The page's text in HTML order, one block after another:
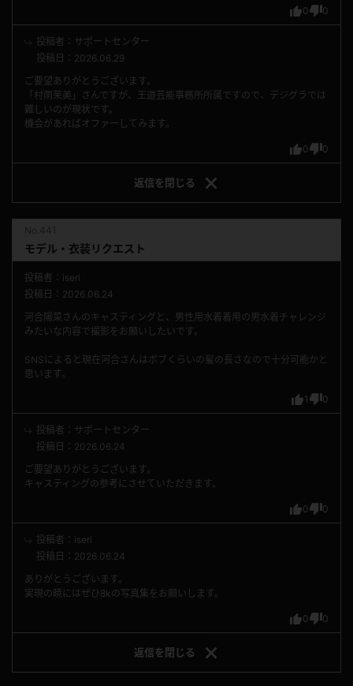
0 0
投稿者：サポートセンター
投稿日：2026.06.29
0 0
ご要望ありがとうございます。
「村雨茉美」さんですが、王道芸能事務所所属ですので、デジグラでは
難しいのが現状です。
機会があればオファーしてみます。
返信を 閉じる
モデル・衣装リクエスト
投稿者：iseri
投稿日：2026.06.24
1 0
河合陽菜さんのキャスティングと、男性用水着着用の男水着チャレンジ
みたいな内容で撮影をお願いしたいです。
SNSによると現在河合さんはボブくらいの髪の長さなので十分可能かと
思います。
投稿者：サポートセンター
投稿日：2026.06.24
0 0
ご要望ありがとうございます。
キャスティングの参考にさせていただきます。
投稿者：iseri
投稿日：2026.06.24
0 0
ありがとうございます。
実現の暁にはぜひ8kの写真集をお願いします。
返信を 閉じる